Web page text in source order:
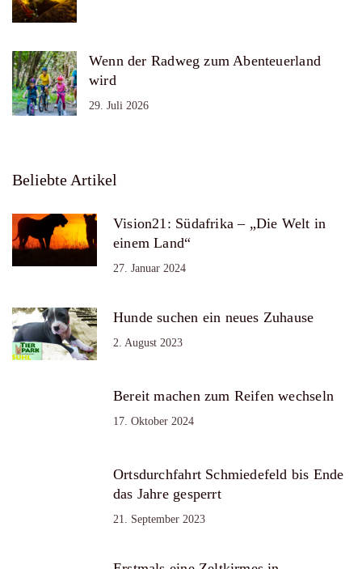
Wenn der Radweg zum Abenteuerland
wird
29. Juli 2026
Beliebte Artikel
Vision21: Südafrika – „Die Welt in
einem Land“
27. Januar 2024
Hunde suchen ein neues Zuhause
2. August 2023
Bereit machen zum Reifen wechseln
17. Oktober 2024
Ortsdurchfahrt Schmiedefeld bis Ende
das Jahre gesperrt
21. September 2023